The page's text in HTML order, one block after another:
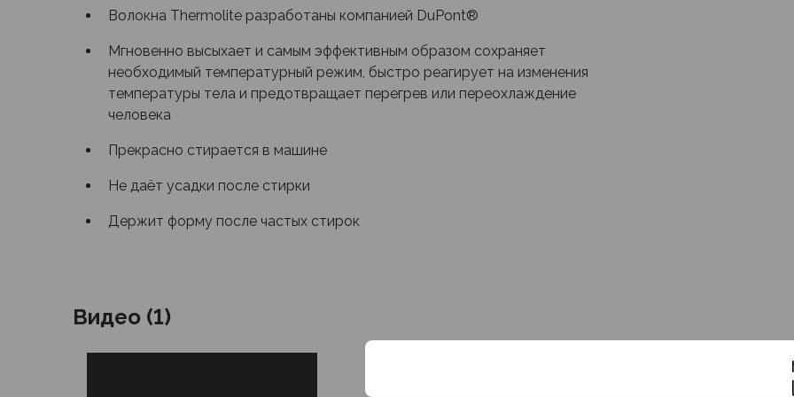
Аксессуары для обуви
Шнурки, стельки
Сушилки для обуви
Ледоступы
Ботинки
Кроссовки
Гамаши, бахилы
Сушилки для обуви
Клей
Ледоступы
Видео (1)
Волокна Thermolite разработаны компанией DuPont®
Мгновенно высыхает и самым эффективным образом сохраняет
необходимый температурный режим, быстро реагирует на изменения
температуры тела и предотвращает перегрев или переохлаждение
человека
Прекрасно стирается в машине
Не даёт усадки после стирки
Держит форму после частых стирок